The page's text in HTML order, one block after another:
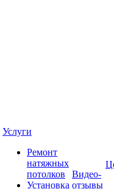
Услуги
Ремонт
натяжных
потолков
Установка
Видео-
отзывы